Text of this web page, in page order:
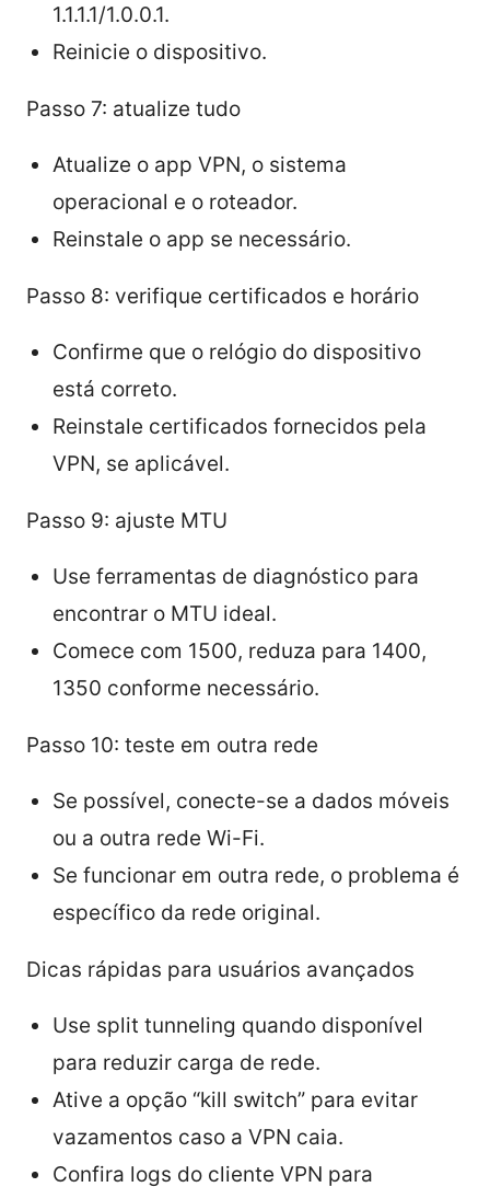
1.1.1.1/1.0.0.1.
Reinicie o dispositivo.
Passo 7: atualize tudo
Atualize o app VPN, o sistema
operacional e o roteador.
Reinstale o app se necessário.
Passo 8: verifique certificados e horário
Confirme que o relógio do dispositivo
está correto.
Reinstale certificados fornecidos pela
VPN, se aplicável.
Passo 9: ajuste MTU
Use ferramentas de diagnóstico para
encontrar o MTU ideal.
Comece com 1500, reduza para 1400,
1350 conforme necessário.
Passo 10: teste em outra rede
Se possível, conecte-se a dados móveis
ou a outra rede Wi-Fi.
Se funcionar em outra rede, o problema é
específico da rede original.
Dicas rápidas para usuários avançados
Use split tunneling quando disponível
para reduzir carga de rede.
Ative a opção “kill switch” para evitar
vazamentos caso a VPN caia.
Confira logs do cliente VPN para